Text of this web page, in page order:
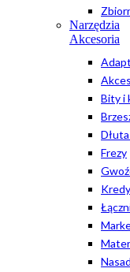
Narzędzia
Akcesoria
Bity i
Frezy